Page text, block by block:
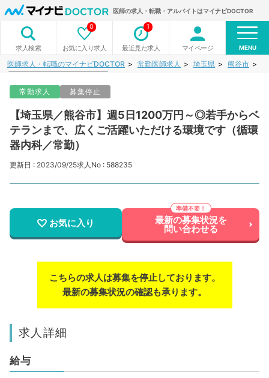
医師の求人・転職・アルバイトはマイナビDOCTOR
求人検索 お気に入り求人
0
最近見た求人
1
マイページ MENU
医師求人・転職のマイナビDOCTOR 常勤医師求人 埼玉県 熊谷市
常勤求人 募集停止
【埼玉県／熊谷市】週5日1200万円～◎若手からベ
テランまで、広くご活躍いただける環境です（循環
器内科／常勤）
更新日 : 2023/09/25求人No : 588235
お気に入り 最新の募集状況を
問い合わせる
こちらの求人は募集を停止しております。
最新の募集状況の確認も承ります。
求人詳細
給与